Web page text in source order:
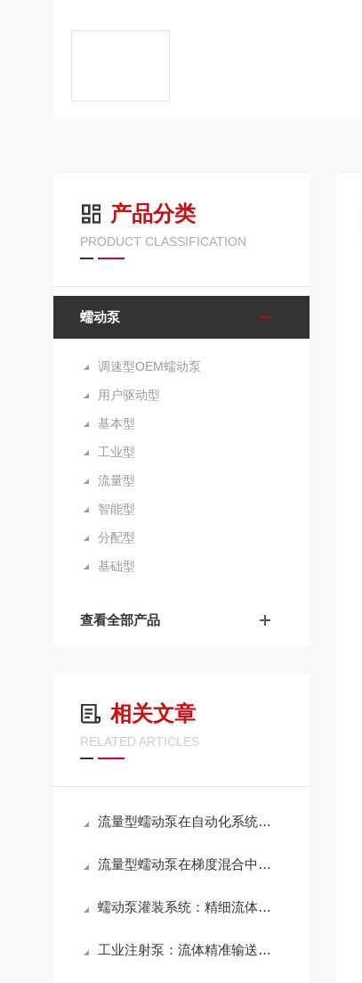
产品分类
PRODUCT CLASSIFICATION
蠕动泵
调速型OEM蠕动泵
用户驱动型
基本型
工业型
流量型
智能型
分配型
基础型
查看全部产品
相关文章
RELATED ARTICLES
流量型蠕动泵在自动化系统中的集成难点
流量型蠕动泵在梯度混合中的流量均匀性保障
蠕动泵灌装系统：精细流体灌装的自动化工艺设备
工业注射泵：流体精准输送的工业核心设备